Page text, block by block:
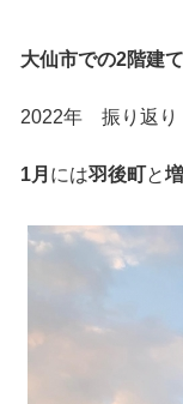
大仙市での2階建
2022年 振り返り
1月 には羽後町と